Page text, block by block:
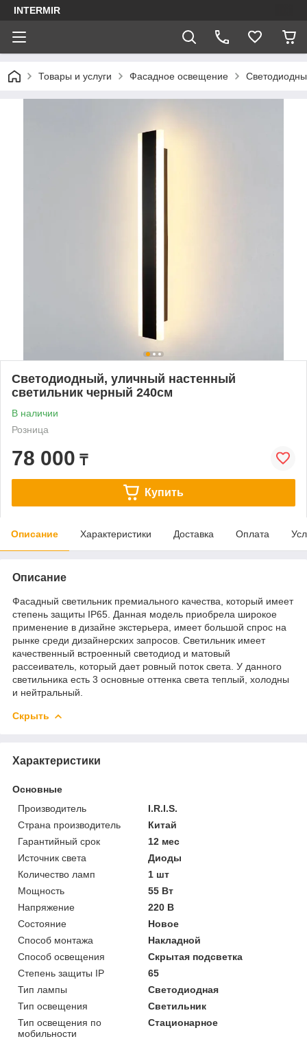
INTERMIR
Товары и услуги Фасадное освещение
Светодиодный, уличный настенный
светильник черный 240см
В наличии
Розница
78 000 ₸
Купить
Описание Характеристики Доставка Оплата
Описание
Фасадный светильник премиального качества, который имеет
степень защиты IP65. Данная модель приобрела широкое
применение в дизайне экстерьера, имеет большой спрос на
рынке среди дизайнерских запросов. Светильник имеет
качественный встроенный светодиод и матовый
рассеиватель, который дает ровный поток света. У данного
светильника есть 3 основные оттенка света теплый, холодны
и нейтральный.
Скрыть
Характеристики
Основные
Производитель
I.R.I.S.
Страна производитель
Китай
Гарантийный срок
12 мес
Источник света
Диоды
Количество ламп
1 шт
Мощность
55 Вт
Напряжение
220 В
Состояние
Новое
Способ монтажа
Накладной
Способ освещения
Скрытая подсветка
Степень защиты IP
65
Тип лампы
Светодиодная
Тип освещения
Светильник
Тип освещения по
мобильности
Стационарное